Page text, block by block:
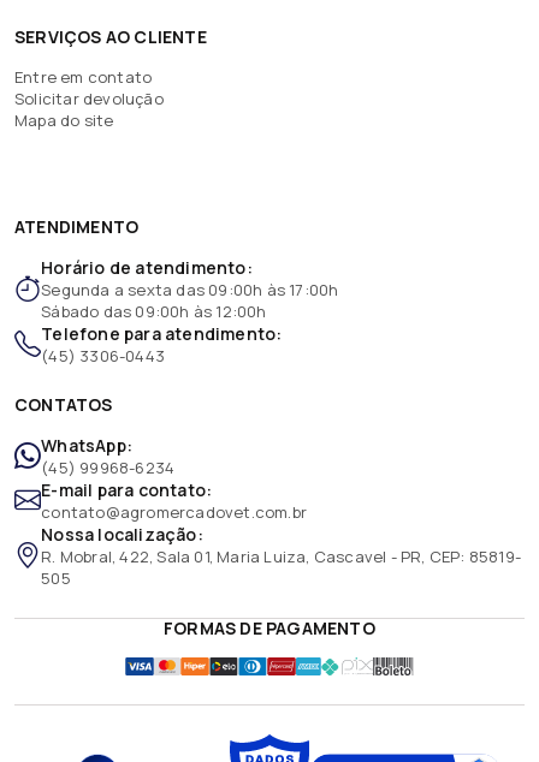
SERVIÇOS AO CLIENTE
Entre em contato
Solicitar devolução
Mapa do site
ATENDIMENTO
Horário de atendimento:
Segunda a sexta das 09:00h às 17:00h
Sábado das 09:00h às 12:00h
Telefone para atendimento:
(45) 3306-0443
CONTATOS
WhatsApp:
(45) 99968-6234
E-mail para contato:
contato@agromercadovet.com.br
Nossa localização:
R. Mobral, 422, Sala 01, Maria Luiza, Cascavel - PR, CEP: 85819-
505
FORMAS DE PAGAMENTO